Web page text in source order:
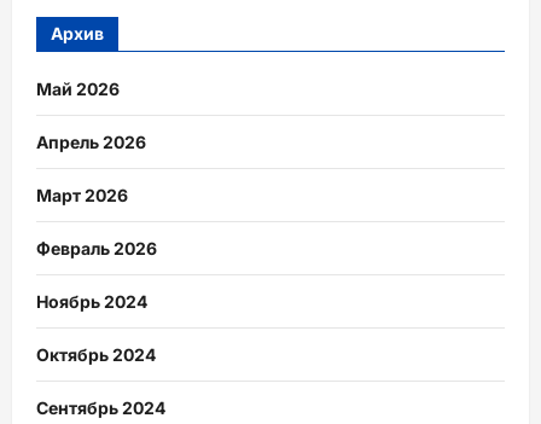
Архив
Май 2026
Апрель 2026
Март 2026
Февраль 2026
Ноябрь 2024
Октябрь 2024
Сентябрь 2024